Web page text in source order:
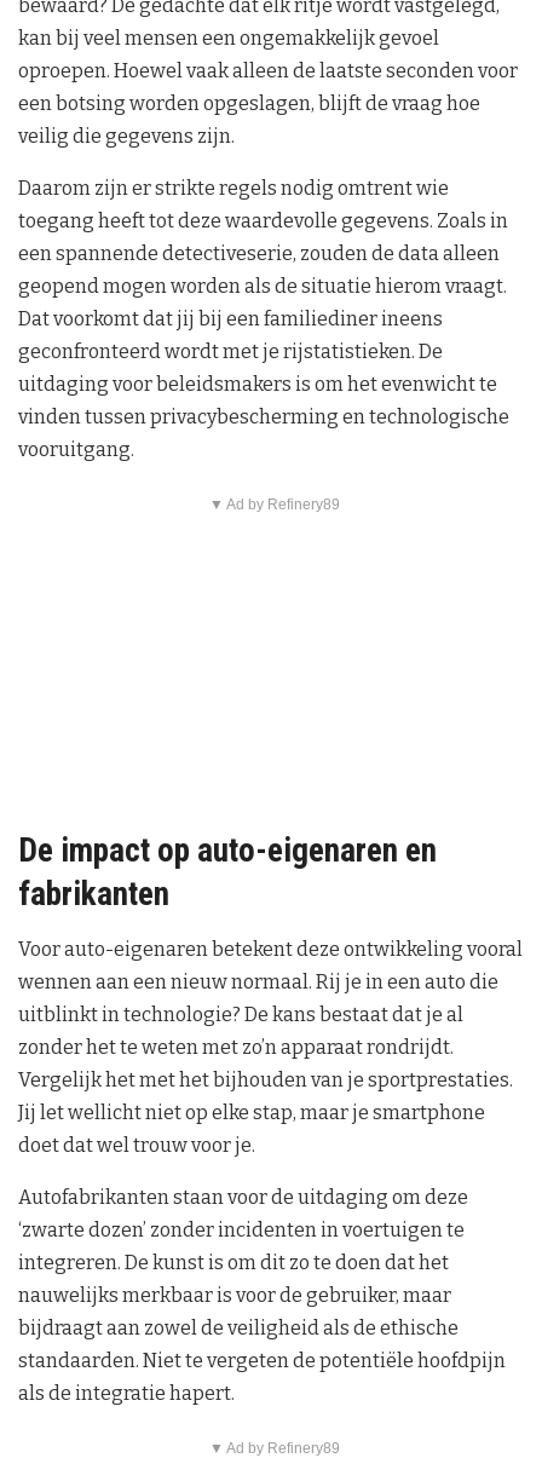
bewaard? De gedachte dat elk ritje wordt vastgelegd,
kan bij veel mensen een ongemakkelijk gevoel
oproepen. Hoewel vaak alleen de laatste seconden voor
een botsing worden opgeslagen, blijft de vraag hoe
veilig die gegevens zijn.
Daarom zijn er strikte regels nodig omtrent wie
toegang heeft tot deze waardevolle gegevens. Zoals in
een spannende detectiveserie, zouden de data alleen
geopend mogen worden als de situatie hierom vraagt.
Dat voorkomt dat jij bij een familiediner ineens
geconfronteerd wordt met je rijstatistieken. De
uitdaging voor beleidsmakers is om het evenwicht te
vinden tussen privacybescherming en technologische
vooruitgang.
▼ Ad by Refinery89
De impact op auto-eigenaren en
fabrikanten
Voor auto-eigenaren betekent deze ontwikkeling vooral
wennen aan een nieuw normaal. Rij je in een auto die
uitblinkt in technologie? De kans bestaat dat je al
zonder het te weten met zo’n apparaat rondrijdt.
Vergelijk het met het bijhouden van je sportprestaties.
Jij let wellicht niet op elke stap, maar je smartphone
doet dat wel trouw voor je.
Autofabrikanten staan voor de uitdaging om deze
‘zwarte dozen’ zonder incidenten in voertuigen te
integreren. De kunst is om dit zo te doen dat het
nauwelijks merkbaar is voor de gebruiker, maar
bijdraagt aan zowel de veiligheid als de ethische
standaarden. Niet te vergeten de potentiële hoofdpijn
als de integratie hapert.
▼ Ad by Refinery89